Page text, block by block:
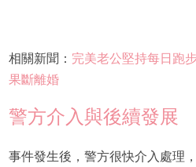
相關新聞： 完美老公堅持每日跑
果斷離婚
警方介入與後續發展
事件發生後，警方很快介入處理